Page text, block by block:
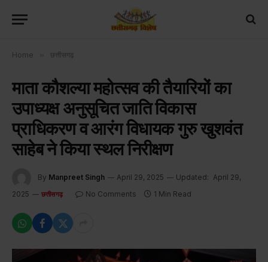
Home छत्तीसगढ़
माता कौशल्या महोत्सव की तैयारियों का
उपाध्यक्ष अनुसूचित जाति विकास
प्राधिकरण व आरंग विधायक गुरु खुशवंत
साहेब ने किया स्थल निरीक्षण
By Manpreet Singh April 29, 2025 Updated: April 29,
2025
छत्तीसगढ़ No Comments 1 Min Read